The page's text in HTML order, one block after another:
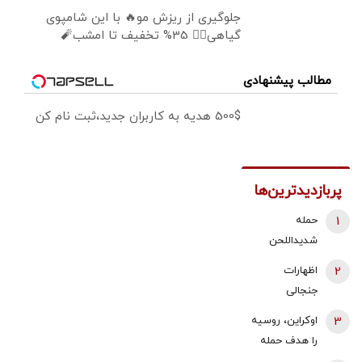
جلوگیری از ریزش مو🔥 با این شامپوی
گیاهی👌🏻 35% تخفیف تا امشب🧨
مطالب پیشنهادی
500$ هدیه به کاربران جدید،ثبت نام کن
پربازدیدترین‌ها
حمله
شدیداللحن
شهید رئیسی
به قالیباف/ چه
کسانی دنبال
برندسازی از
1
اظهارات
جنجالی
خرازی: کشمیر،
غزه هند و چین
2
اوکراین، روسیه
را هدف حمله
3